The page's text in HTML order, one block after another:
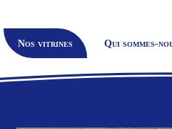
Nos vitrines Qui sommes-